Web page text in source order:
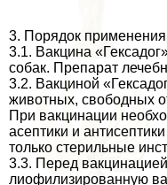
3. Порядок
3.1. Вакцина
собак. Препарат
3.2. Вакциной
животных, свободных
При вакцинации
асептики и
только стерильные
3.3. Перед
лиофилизированную